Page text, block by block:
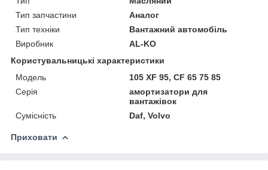
Тип запчастини
Аналог
Тип техніки
Вантажний автомобіль
Виробник
AL-KO
Користувальницькі характеристики
Мoдель
105 XF 95, CF 65 75 85
Серія
амортизатори для
вантажівок
Сумісність
Daf, Volvo
Приховати